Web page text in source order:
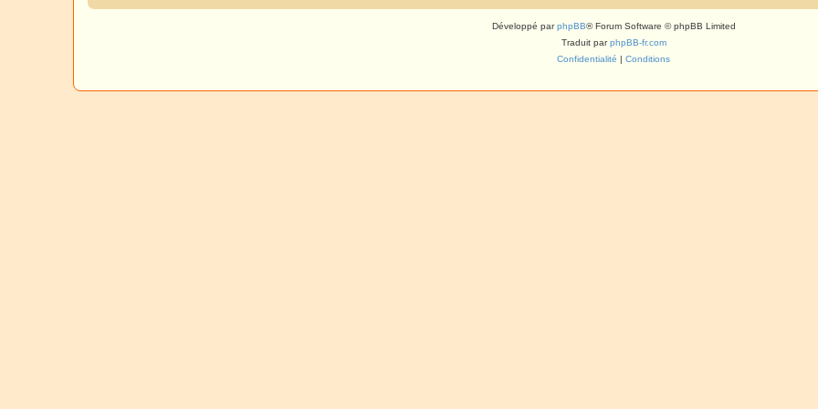
Développé parphpBB® Forum Software © phpBB Limited
Traduit parphpBB-fr.com
Confidentialité | Conditions